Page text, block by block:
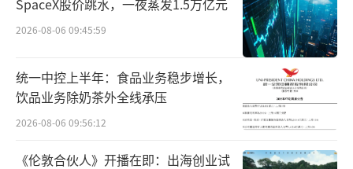
雀巢茶萃则推出油官宣柑茉莉花茶，清新
茉莉花搭配鲜爽油柑汁，既保留了茉莉花茶的
清香恬淡，又通过油柑汁达到了去油解腻的效
果。
为满足市场更多元的需求，让茶无糖果味
茶系列又迎来新的突破推新青梅龙井茶，以钱
SpaceX股价跳水，一夜蒸发1.5万亿元
2026-08-06 09:45:59
统一中控上半年：食品业务稳步增长，
饮品业务除奶茶外全线承压
2026-08-06 09:56:12
《伦敦合伙人》开播在即：出海创业试